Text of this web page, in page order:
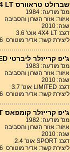
שברולט טראוורס 4X4 LT אוט' 3.6 2010
מס' מודעה: 1984
איזור: אזור השרון והסביבה
שנה: 2010
דגם: 4X4 LT אוט' 3.6
ליצירת קשר: אדיר מוטורס 050-9626926
ג'יפ קרייזלר ליברטי LIMITED אוט' 3.7 2010
מס' מודעה: 1983
איזור: אזור השרון והסביבה
שנה: 2010
דגם: LIMITED אוט' 3.7
ליצירת קשר: אדיר מוטורס 050-9626926
ג'יפ קרייזלר קומפאס SPORT אוט' 2.4 2010
מס' מודעה: 1982
איזור: אזור השרון והסביבה
שנה: 2010
דגם: SPORT אוט' 2.4
ליצירת קשר: אדיר מוטורס 050-9626926